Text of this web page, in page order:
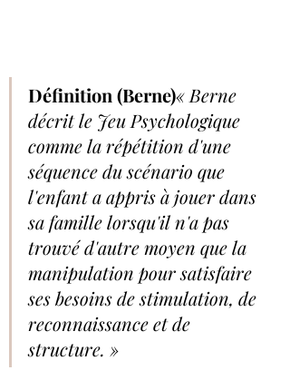
Définition (Berne)« Berne
décrit le Jeu Psychologique
comme la répétition d'une
séquence du scénario que
l'enfant a appris à jouer dans
sa famille lorsqu'il n'a pas
trouvé d'autre moyen que la
manipulation pour satisfaire
ses besoins de stimulation, de
reconnaissance et de
structure. »